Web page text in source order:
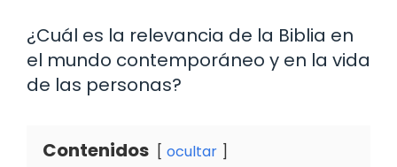
¿Cuál es la relevancia de la Biblia en
el mundo contemporáneo y en la vida
de las personas?
Contenidos ocultar